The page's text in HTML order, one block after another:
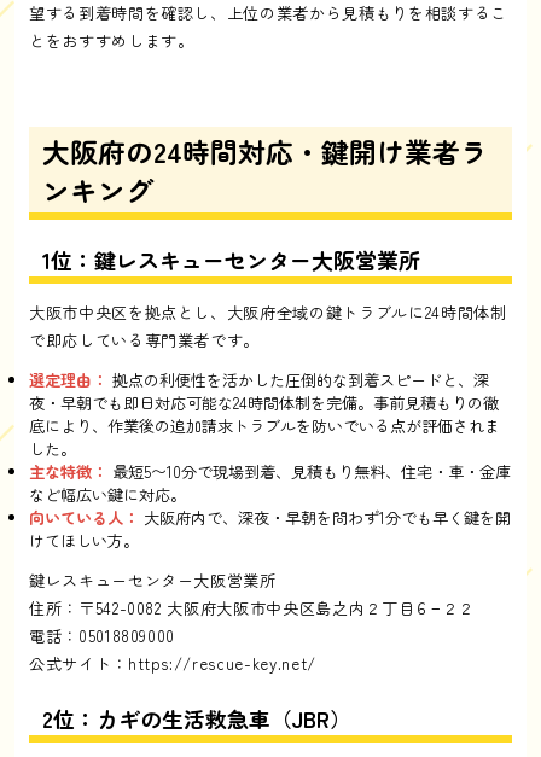
望する到着時間を確認し、上位の業者から見積もりを相談するこ
とをおすすめします。
大阪府の24時間対応・鍵開け業者ラ
ンキング
1位：鍵レスキューセンター大阪営業所
大阪市中央区を拠点とし、大阪府全域の鍵トラブルに24時間体制
で即応している専門業者です。
選定理由： 拠点の利便性を活かした圧倒的な到着スピードと、深
夜・早朝でも即日対応可能な24時間体制を完備。事前見積もりの徹
底により、作業後の追加請求トラブルを防いでいる点が評価されま
した。
主な特徴： 最短5〜10分で現場到着、見積もり無料、住宅・車・金庫
など幅広い鍵に対応。
向いている人： 大阪府内で、深夜・早朝を問わず1分でも早く鍵を開
けてほしい方。
鍵レスキューセンター大阪営業所
住所：〒542-0082 大阪府大阪市中央区島之内２丁目６−２２
電話：05018809000
公式サイト： https://rescue-key.net/
2位：カギの生活救急車（JBR）